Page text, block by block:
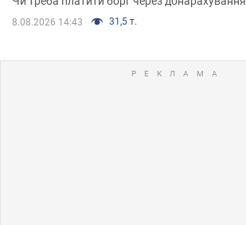
8.08.2026 14:43 31,5 т.